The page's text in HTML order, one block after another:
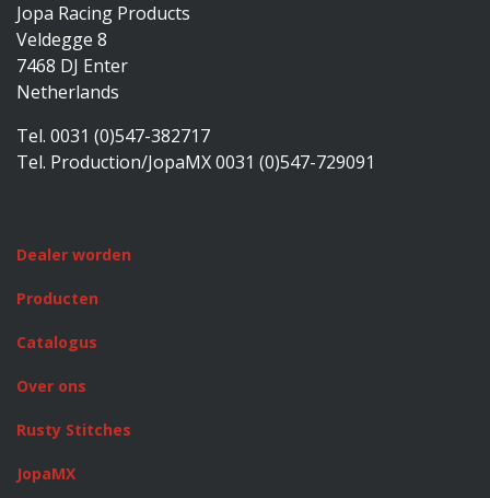
Jopa Racing Products
Veldegge 8
7468 DJ Enter
Netherlands
Tel. 0031 (0)547-382717
Tel. Production/JopaMX 0031 (0)547-729091
Dealer worden
Producten
Catalogus
Over ons
Rusty Stitches
JopaMX